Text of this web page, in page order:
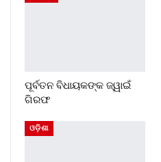
ପୂର୍ବତନ ବିଧାୟକଙ୍କ ଜ୍ୱାଇଁ
ଗିରଫ
ଓଡ଼ିଶା